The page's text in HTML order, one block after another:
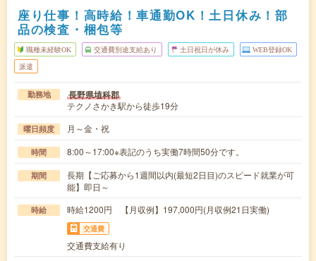
座り仕事！高時給！車通勤OK！土日休み！部
品の検査・梱包等
職種未経験OK 交通費別途支給あり 土日祝日が休み WEB登録OK
派遣
勤務地 長野県埴科郡
テクノさかき駅から徒歩19分
曜日頻度 月～金・祝
時間 8:00～17:00※表記のうち実働7時間50分です。
期間
長期【ご応募から1週間以内(最短2日目)のスピード就業が可
能】即日～
時給 時給1200円 【月収例】197,000円(月収例21日実働)
交通費
交通費支給有り